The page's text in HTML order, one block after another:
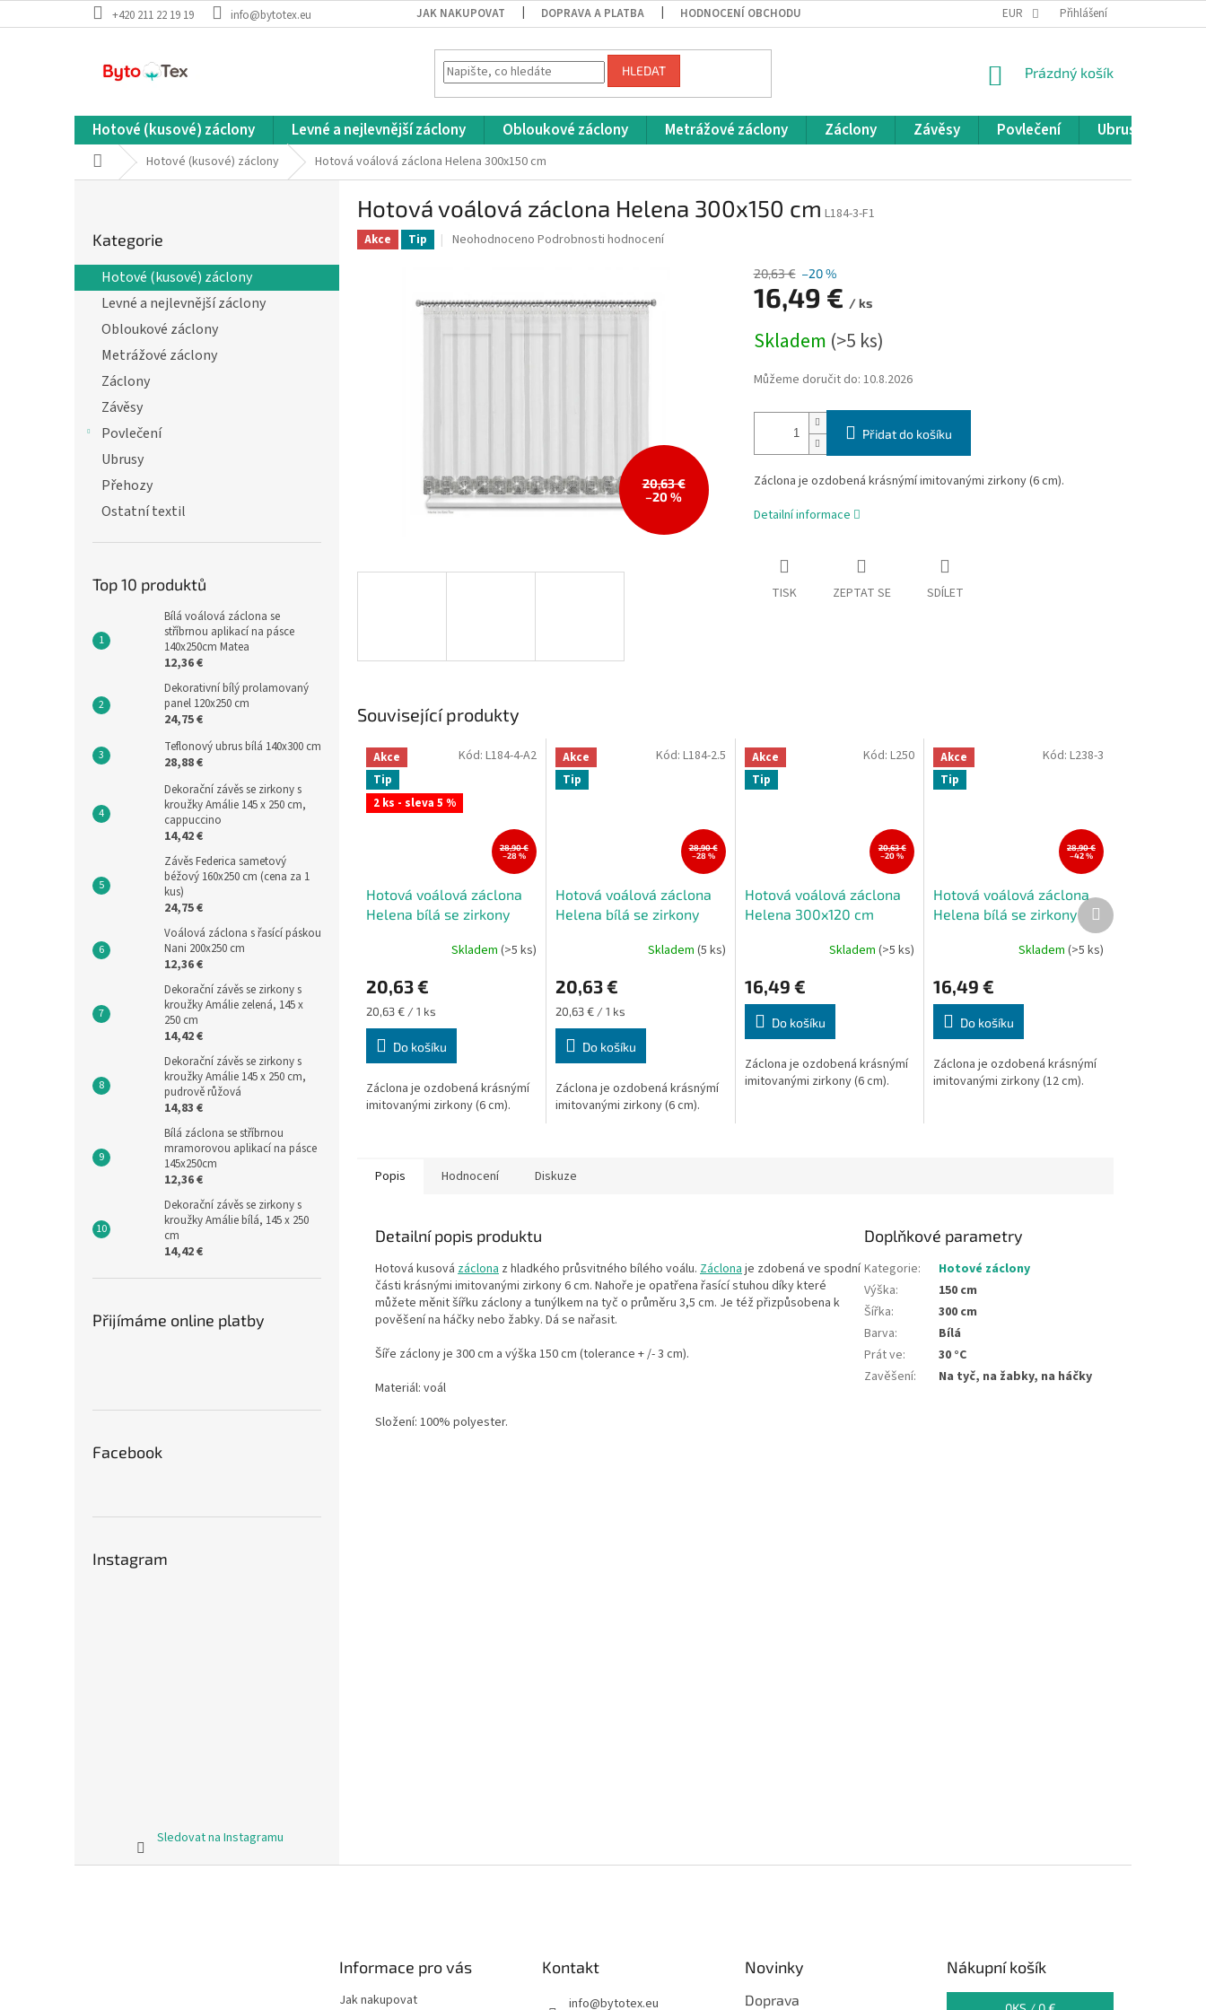
na
+420 211 22 19 19 info@bytotex.eu JAK NAKUPOVAT DOPRAVA A PLATBA HODNOCENÍ OBCHODU OBCHODNÍ PODMÍNKY
EUR Přihlášení
HLEDAT
NÁKUPNÍ
Prázdný košík
Hotové (kusové) záclony Levné a nejlevnější záclony Obloukové záclony Metrážové záclony Záclony Závěsy Povlečení Ubrusy
Domů Hotové (kusové) záclony Hotová voálová záclona Helena 300x150 cm
r
a
kategorie
Kategorie
Hotové (kusové) záclony
Levné a nejlevnější záclony
Obloukové záclony
Metrážové záclony
Záclony
Závěsy
Povlečení
Ubrusy
Přehozy
Ostatní textil
Top 10 produktů
Bílá voálová záclona se
stříbrnou aplikací na pásce
140x250cm Matea
12,36 €
Dekorativní bílý prolamovaný
panel 120x250 cm
24,75 €
Teflonový ubrus bílá 140x300 cm
28,88 €
Dekorační závěs se zirkony s
kroužky Amálie 145 x 250 cm,
cappuccino
14,42 €
Závěs Federica sametový
béžový 160x250 cm (cena za 1
kus)
24,75 €
Voálová záclona s řasící páskou
Nani 200x250 cm
12,36 €
Dekorační závěs se zirkony s
kroužky Amálie zelená, 145 x
250 cm
14,42 €
Dekorační závěs se zirkony s
kroužky Amálie 145 x 250 cm,
pudrově růžová
14,83 €
Bílá záclona se stříbrnou
mramorovou aplikací na pásce
145x250cm
12,36 €
Dekorační závěs se zirkony s
kroužky Amálie bílá, 145 x 250
cm
14,42 €
Přijímáme online platby
Facebook
Instagram
Sledovat na Instagramu
Hotová voálová záclona Helena 300x150 cm L184-3-F1
Akce Tip
Průměrné
0,0
5
Neohodnoceno Podrobnosti hodnocení
20,63 €
–20 %
20,63 € –20 %
16,49 € / ks
cena:
Skladem (>5 ks)
Můžeme doručit do: 10.8.2026
Přidat do košíku
Záclona je ozdobená krásnýmí imitovanými zirkony (6 cm).
Detailní informace
TISK ZEPTAT SE SDÍLET
Související produkty
Akce
Tip
2 ks - sleva 5 %
28,90 €
–28 %
Hotová voálová záclona
Helena bílá se zirkony
Skladem (>5 ks)
20,63 €
Měrná
cena:
20,63 € / 1 ks
Do košíku
Záclona je ozdobená krásnýmí
imitovanými zirkony (6 cm).
Kód: L184-4-A2
Akce
Tip
28,90 €
–28 %
Hotová voálová záclona
Helena bílá se zirkony
Skladem (5 ks)
20,63 €
Měrná
cena:
20,63 € / 1 ks
Do košíku
Záclona je ozdobená krásnýmí
imitovanými zirkony (6 cm).
Kód: L184-2.5
Akce
Tip
20,63 €
–20 %
Hotová voálová záclona
Helena 300x120 cm
Skladem(>5 ks)
16,49 €
Do košíku
Záclona je ozdobená krásnýmí
imitovanými zirkony (6 cm).
Kód:L250
Akce
Tip
28,90 €
–42 %
Hotová voálová záclona
Helena bílá se zirkony
Skladem (>5 ks)
16,49 €
Do košíku
Záclona je ozdobená krásnýmí
imitovanými zirkony (12 cm).
Kód: L238-3
Další
produkt
Popis Hodnocení Diskuze
Detailní popis produktu
Hotová kusová záclona z hladkého průsvitného bílého voálu. Záclona je zdobená ve spodní
části krásnými imitovanými zirkony6 cm. Nahoře je opatřena řasící stuhou díky které
můžete měnit šířku záclony a tunýlkem na tyč o průměru 3,5 cm. Je též přizpůsobena k
pověšení na háčky nebo žabky. Dá se nařasit.
Šíře záclony je 300 cm a výška 150 cm (tolerance + /- 3 cm).
Materiál: voál
Složení: 100% polyester.
Doplňkové parametry
Kategorie:
Hotové záclony
Výška:
150 cm
Šířka:
300 cm
Barva:
Bílá
Prát ve:
30 °C
Zavěšení: Na tyč, na žabky, na háčky
Informace pro vás
Jak nakupovat
Kontakt
info@bytotex.eu
Novinky
Doprava
Nákupní košík